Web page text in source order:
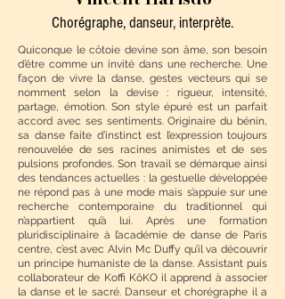
Chorégraphe, danseur, interprète.
Quiconque le côtoie devine son âme, son besoin
d’être comme un invité dans une recherche. Une
façon de vivre la danse, gestes vecteurs qui se
nomment selon la devise : rigueur, intensité,
partage, émotion. Son style épuré est un parfait
accord avec ses sentiments. Originaire du bénin,
sa danse faite d’instinct est l’expression toujours
renouvelée de ses racines animistes et de ses
pulsions profondes. Son travail se démarque ainsi
des tendances actuelles : la gestuelle développée
ne répond pas à une mode mais s’appuie sur une
recherche contemporaine du traditionnel qui
n’appartient qu’à lui. Après une formation
pluridisciplinaire à l’académie de danse de Paris
centre, c’est avec Alvin Mc Duffy qu’il va découvrir
un principe humaniste de la danse. Assistant puis
collaborateur de Koffi KôKO il apprend à associer
la danse et le sacré. Danseur et chorégraphe il a